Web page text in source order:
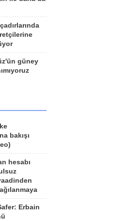
güney
bakışı
hesabı
Erbain